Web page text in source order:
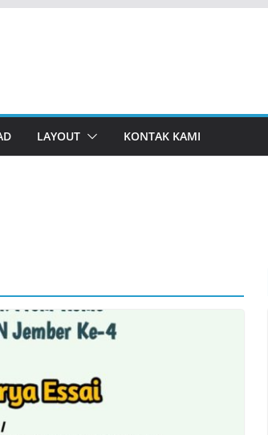
LAYOUT KONTAK KAMI